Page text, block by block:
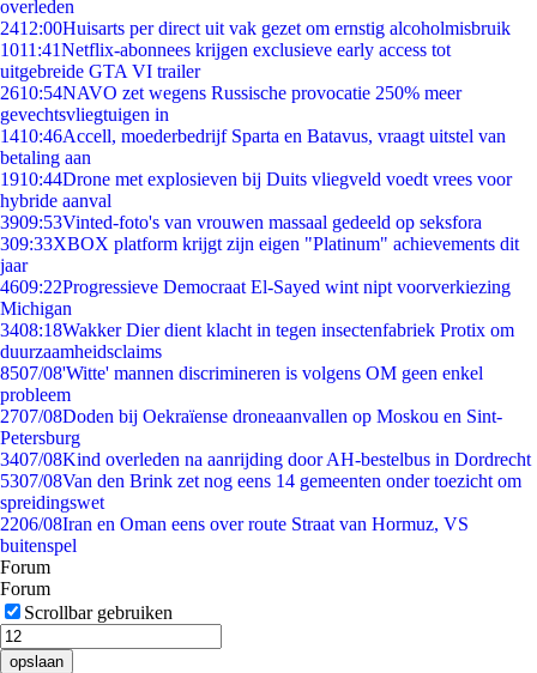
overleden
2412:00Huisarts per direct uit vak gezet om ernstig alcoholmisbruik
1011:41Netflix-abonnees krijgen exclusieve early access tot
uitgebreide GTA VI trailer
2610:54NAVO zet wegens Russische provocatie 250% meer
gevechtsvliegtuigen in
1410:46Accell, moederbedrijf Sparta en Batavus, vraagt uitstel van
betaling aan
1910:44Drone met explosieven bij Duits vliegveld voedt vrees voor
hybride aanval
3909:53Vinted-foto's van vrouwen massaal gedeeld op seksfora
309:33XBOX platform krijgt zijn eigen "Platinum" achievements dit
jaar
4609:22Progressieve Democraat El-Sayed wint nipt voorverkiezing
Michigan
3408:18Wakker Dier dient klacht in tegen insectenfabriek Protix om
duurzaamheidsclaims
8507/08'Witte' mannen discrimineren is volgens OM geen enkel
probleem
2707/08Doden bij Oekraïense droneaanvallen op Moskou en Sint-
Petersburg
3407/08Kind overleden na aanrijding door AH-bestelbus in Dordrecht
5307/08Van den Brink zet nog eens 14 gemeenten onder toezicht om
spreidingswet
2206/08Iran en Oman eens over route Straat van Hormuz, VS
buitenspel
Forum
Forum
Scrollbar gebruiken
opslaan